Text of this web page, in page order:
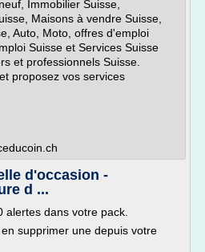
Immobilier Suisse,
Maisons à vendre Suisse,
Auto, Moto, offres d'emploi
Suisse et Services Suisse
et professionnels Suisse.
proposez vos services
d'occasion -
d ...
alertes dans votre pack.
supprimer une depuis votre